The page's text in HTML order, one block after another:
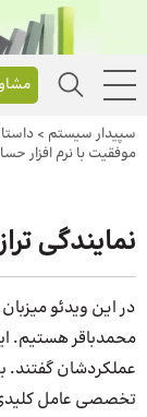
سپیدار سیستم >
موفقیت با نرم افزار
نمایندگی
در این ویدئو
محمدباقر هستیم.
عملکردشان گفتند.
تخصصی عامل